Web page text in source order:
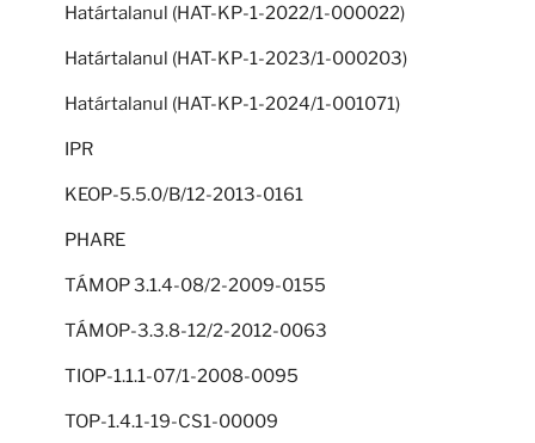
Határtalanul (HAT-KP-1-2022/1-000022)
Határtalanul (HAT-KP-1-2023/1-000203)
Határtalanul (HAT-KP-1-2024/1-001071)
IPR
KEOP-5.5.0/B/12-2013-0161
PHARE
TÁMOP 3.1.4-08/2-2009-0155
TÁMOP-3.3.8-12/2-2012-0063
TIOP-1.1.1-07/1-2008-0095
TOP-1.4.1-19-CS1-00009